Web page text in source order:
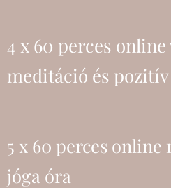
4 x 60 perces online
meditáció és
5 x 60 perces online
jóga óra